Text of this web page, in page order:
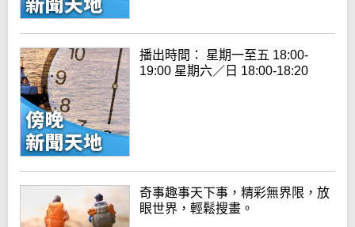
播出時間： 星期一至五 18:00-
19:00 星期六／日 18:00-18:20
奇事趣事天下事，精彩無界限，放
眼世界，輕鬆搜畫。